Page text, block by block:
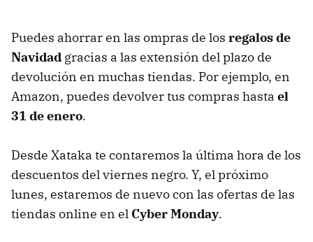
Puedes ahorrar en las ompras de los regalos de
Navidad gracias a las extensión del plazo de
devolución en muchas tiendas. Por ejemplo, en
Amazon, puedes devolver tus compras hasta el
31 de enero.
Desde Xataka te contaremos la última hora de los
descuentos del viernes negro. Y, el próximo
lunes, estaremos de nuevo con las ofertas de las
tiendas online en el Cyber Monday.